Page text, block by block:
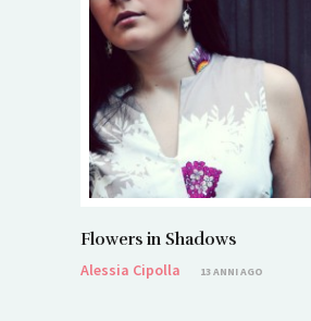
Flowers in Shadows
Alessia Cipolla
13 ANNI AGO